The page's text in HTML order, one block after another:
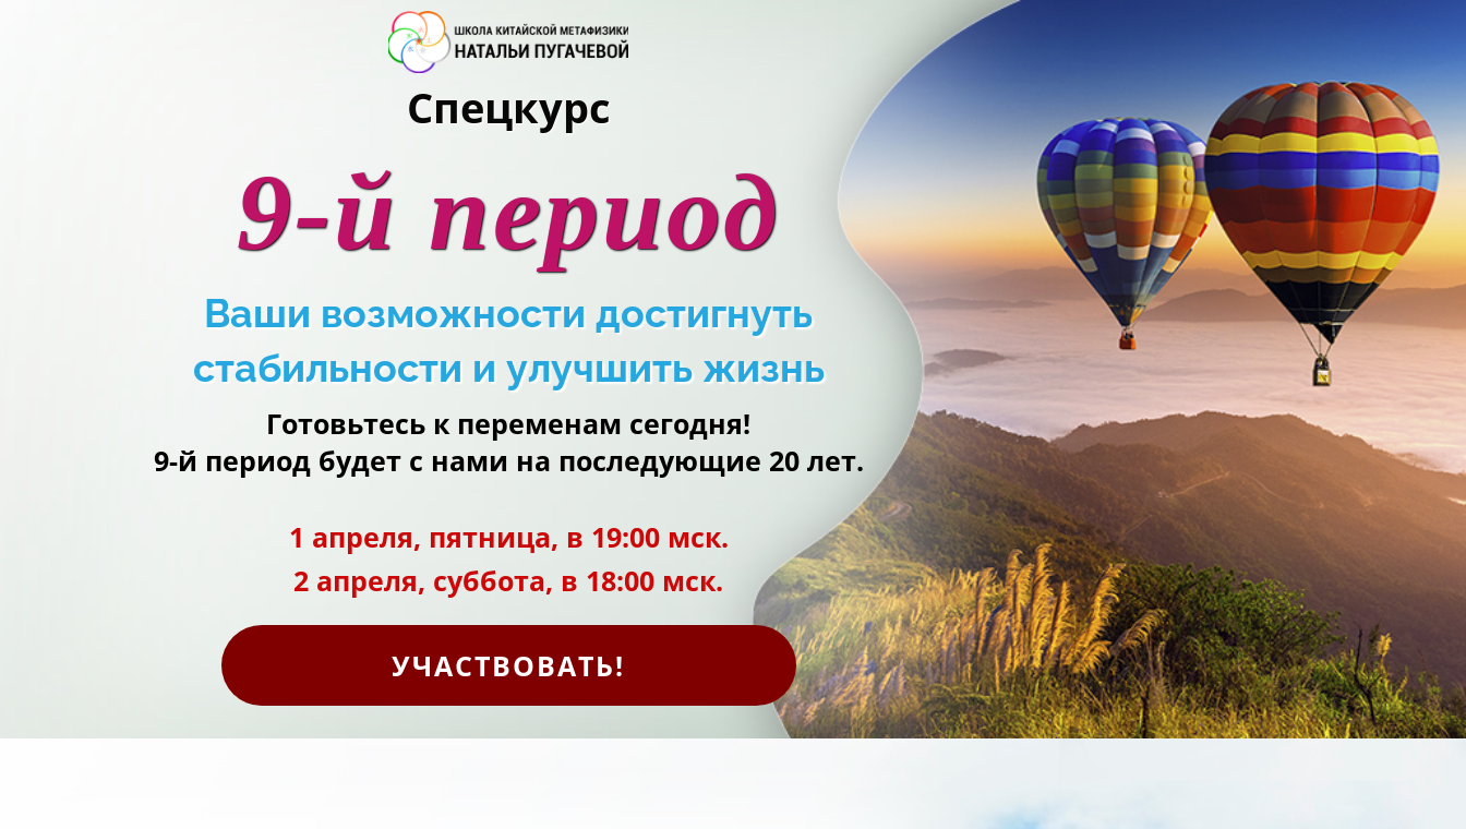
Спецкурс
9-й период
Ваши возможности достигнуть
стабильности и улучшить жизнь
Готовьтесь к переменам сегодня!
9-й период будет с нами на последующие 20 лет.
1 апреля, пятница, в 19:00 мск.
2 апреля, суббота, в 18:00 мск.
УЧАСТВОВАТЬ!